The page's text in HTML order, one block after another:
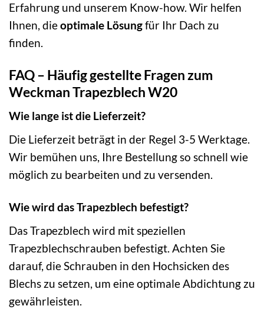
Erfahrung und unserem Know-how. Wir helfen
Ihnen, dieoptimale Lösungfür Ihr Dach zu
finden.
FAQ – Häufig gestellte Fragen zum
Weckman Trapezblech W20
Wie lange ist die Lieferzeit?
Die Lieferzeit beträgt in der Regel 3-5 Werktage.
Wir bemühen uns, Ihre Bestellung so schnell wie
möglich zu bearbeiten und zu versenden.
Wie wird das Trapezblech befestigt?
Das Trapezblech wird mit speziellen
Trapezblechschrauben befestigt. Achten Sie
darauf, die Schrauben in den Hochsicken des
Blechs zu setzen, um eine optimale Abdichtung zu
gewährleisten.